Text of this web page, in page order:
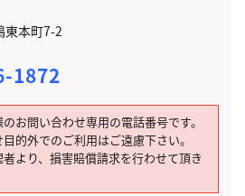
東本町7-2
1872
お問い合わせ専用の電話番号です。
的外でのご利用はご遠慮下さい。
より、損害賠償請求を行わせて頂き